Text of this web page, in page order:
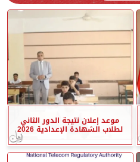
موعد إعلان نتيجة الدور الثاني
لطلاب الشهادة الإعدادية 2026